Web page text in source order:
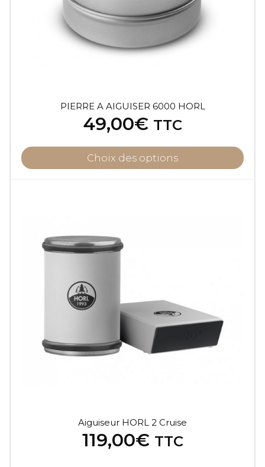
PIERRE A AIGUISER 6000 HORL
49,00€ TTC
Choix des options
Aiguiseur HORL 2 Cruise
119,00€ TTC